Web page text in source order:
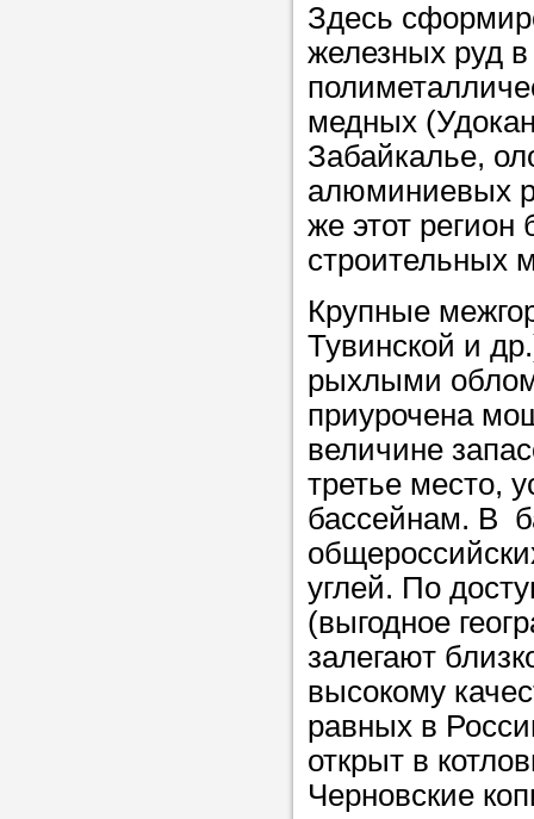
Совет 3.
студент-
хорошо
задачей. Он
цена ниже, и
найдет
учеником.
Здесь
железных руд
медных
Забайкалье,
алюминиевых
же этот
строительных
Крупные
Тувинской и
рыхлыми
приурочена
величине
третье место,
бассейнам. В
углей. По
(выгодное
залегают
высокому
равных в
открыт в
Черновские